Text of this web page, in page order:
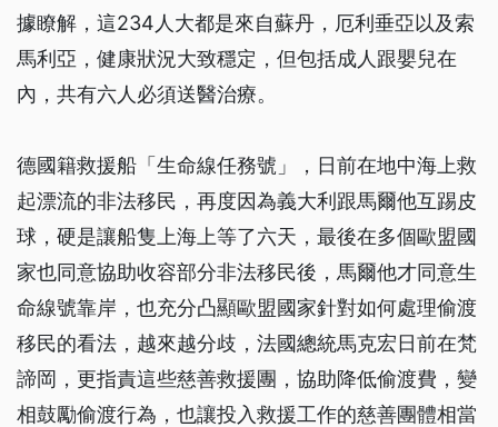
據瞭解，這234人大都是來自蘇丹，厄利垂亞以及索
馬利亞，健康狀況大致穩定，但包括成人跟嬰兒在
內，共有六人必須送醫治療。
德國籍救援船「生命線任務號」，日前在地中海上救
起漂流的非法移民，再度因為義大利跟馬爾他互踢皮
球，硬是讓船隻上海上等了六天，最後在多個歐盟國
家也同意協助收容部分非法移民後，馬爾他才同意生
命線號靠岸，也充分凸顯歐盟國家針對如何處理偷渡
移民的看法，越來越分歧，法國總統馬克宏日前在梵
諦岡，更指責這些慈善救援團，協助降低偷渡費，變
相鼓勵偷渡行為，也讓投入救援工作的慈善團體相當